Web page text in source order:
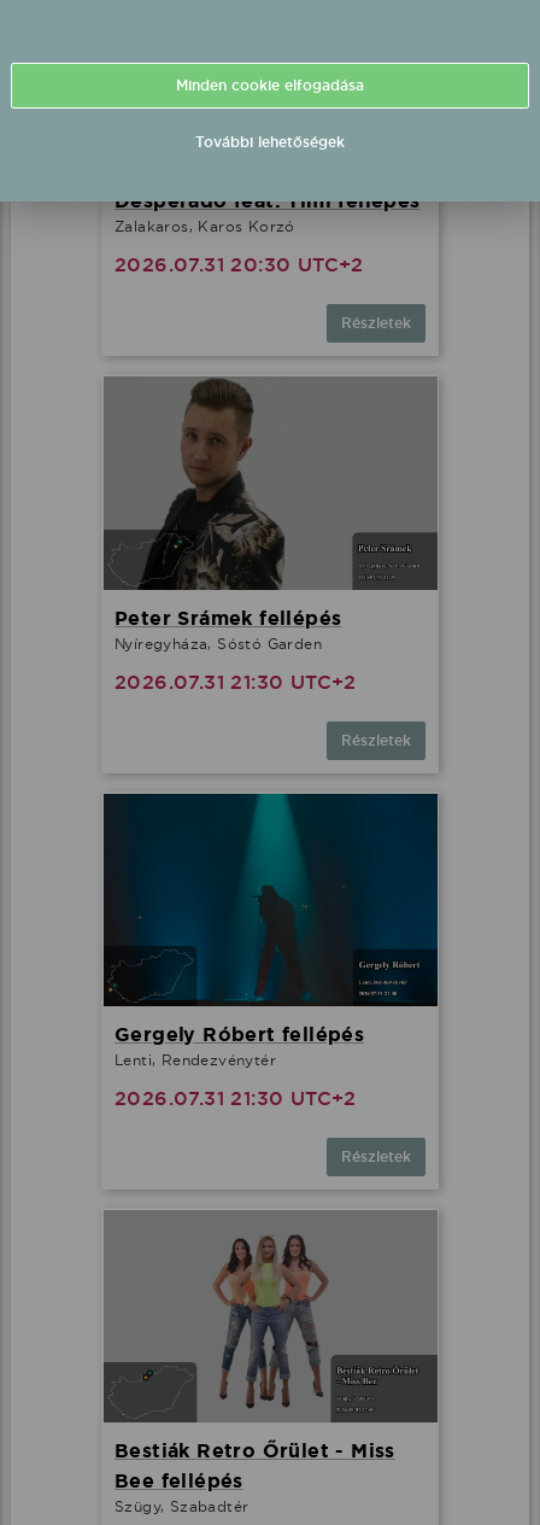
Desperado feat. Timi fellépés
Zalakaros, Karos Korzó
2026.07.31 20:30 UTC+2
Részletek
Peter Srámek fellépés
Nyíregyháza, Sóstó Garden
2026.07.31 21:30 UTC+2
Részletek
Gergely Róbert fellépés
Lenti, Rendezvénytér
2026.07.31 21:30 UTC+2
Részletek
Bestiák Retro Őrület - Miss
Bee fellépés
Szügy, Szabadtér
Minden cookie elfogadása
További lehetőségek